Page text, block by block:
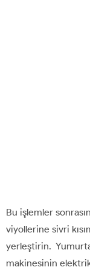
Bu işlemler
viyollerine sivri
yerleştirin.
makinesinin